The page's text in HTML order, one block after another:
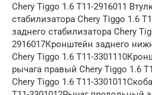
Chery Tiggo 1.6 T11-2916011
стабилизатора Chery Tiggo 1.6
заднего стабилизатора Chery
2916017Кронштейн заднего
Chery Tiggo 1.6 T11-
рычага правый Chery Tiggo 1.6
Chery Tiggo 1.6 T11-